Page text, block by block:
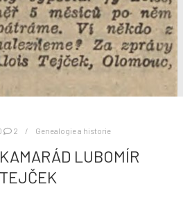
2 Genealogie a historie
LUBOMÍR
TEJČEK